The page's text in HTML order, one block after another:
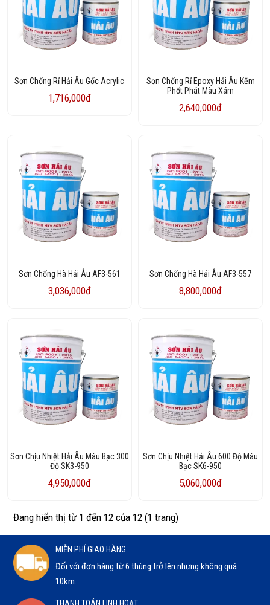
Sơn Chống Rỉ Hải Âu Gốc Acrylic
1,716,000đ
Sơn Chống Rỉ Epoxy Hải Âu Kẽm
Phốt Phát Màu Xám
2,640,000đ
Sơn Chống Hà Hải Âu AF3-561
3,036,000đ
Sơn Chống Hà Hải Âu AF3-557
8,800,000đ
Sơn Chịu Nhiệt Hải Âu Màu Bạc 300
Độ SK3-950
4,950,000đ
Sơn Chịu Nhiệt Hải Âu 600 Độ Màu
Bạc SK6-950
5,060,000đ
Đang hiển thị từ 1 đến 12 của 12 (1 trang)
MIỄN PHÍ GIAO HÀNG
Đối với đơn hàng từ 6 thùng trở lên nhưng không quá
10km.